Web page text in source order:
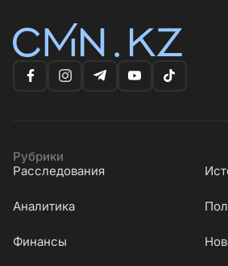
Рубрики
Расследования
Аналитика
Финансы